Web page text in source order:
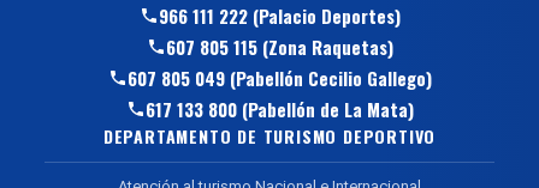
966 111 222 (Palacio Deportes)
607 805 115 (Zona Raquetas)
607 805 049 (Pabellón Cecilio Gallego)
617 133 800 (Pabellón de La Mata)
DEPARTAMENTO DE TURISMO DEPORTIVO